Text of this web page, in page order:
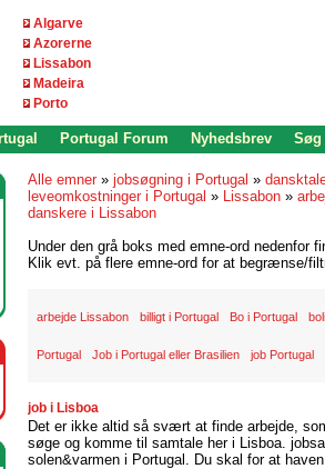
Algarve
Azorerne
Lissabon
Madeira
Porto
Portugal Forum Nyhedsbrev Søg
Alle emner » jobsøgning i Portugal »
leveomkostninger i Portugal » Lissabon »
danskere i Lissabon
Under den grå boks med emne-ord nedenfor
Klik evt. på flere emne-ord for at begrænse/
arbejde Lissabon billigt i Portugal Bo i Portugal
Portugal Job i Portugal eller Brasilien job Portugal
job i Lisboa
Det er ikke altid så svært at finde arbejde,
søge og komme til samtale her i Lisboa.
solen&varmen i Portugal. Du skal for at